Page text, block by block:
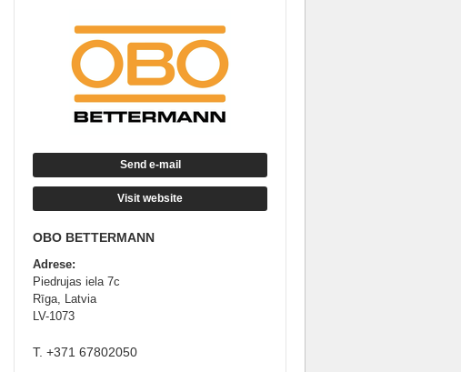
Send e-mail
Visit website
OBO BETTERMANN
Adrese:
Piedrujas iela 7c
Rīga, Latvia
LV-1073
T. +371 67802050